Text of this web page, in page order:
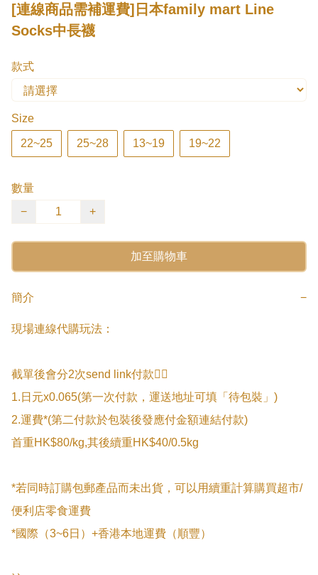
[連線商品需補運費]日本family mart Line
Socks中長襪
款式
Size
22~25 25~28 13~19 19~22
數量
−
+
加至購物車
簡介 −
現場連線代購玩法：
截單後會分2次send link付款👇🏻
1.日元x0.065(第一次付款，運送地址可填「待包裝」)
2.運費*(第二付款於包裝後發應付金額連結付款)
首重HK$80/kg,其後續重HK$40/0.5kg
*若同時訂購包郵產品而未出貨，可以用續重計算購買超市/
便利店零食運費
*國際（3~6日）+香港本地運費（順豐）